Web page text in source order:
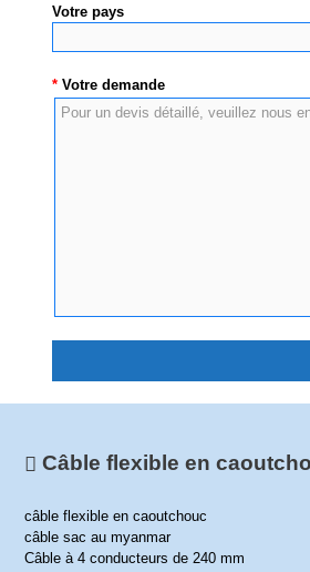
Votre pays
* Votre demande
Câble flexible en
câble flexible en caoutchouc
câble sac au myanmar
Câble à 4 conducteurs de 240 mm